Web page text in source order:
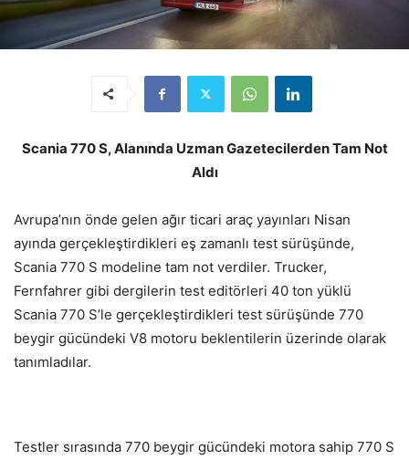
Scania 770 S, Alanında Uzman Gazetecilerden Tam Not
Aldı
Avrupa’nın önde gelen ağır ticari araç yayınları Nisan
ayında gerçekleştirdikleri eş zamanlı test sürüşünde,
Scania 770 S modeline tam not verdiler. Trucker,
Fernfahrer gibi dergilerin test editörleri 40 ton yüklü
Scania 770 S’le gerçekleştirdikleri test sürüşünde 770
beygir gücündeki V8 motoru beklentilerin üzerinde olarak
tanımladılar.
Testler sırasında 770 beygir gücündeki motora sahip 770 S